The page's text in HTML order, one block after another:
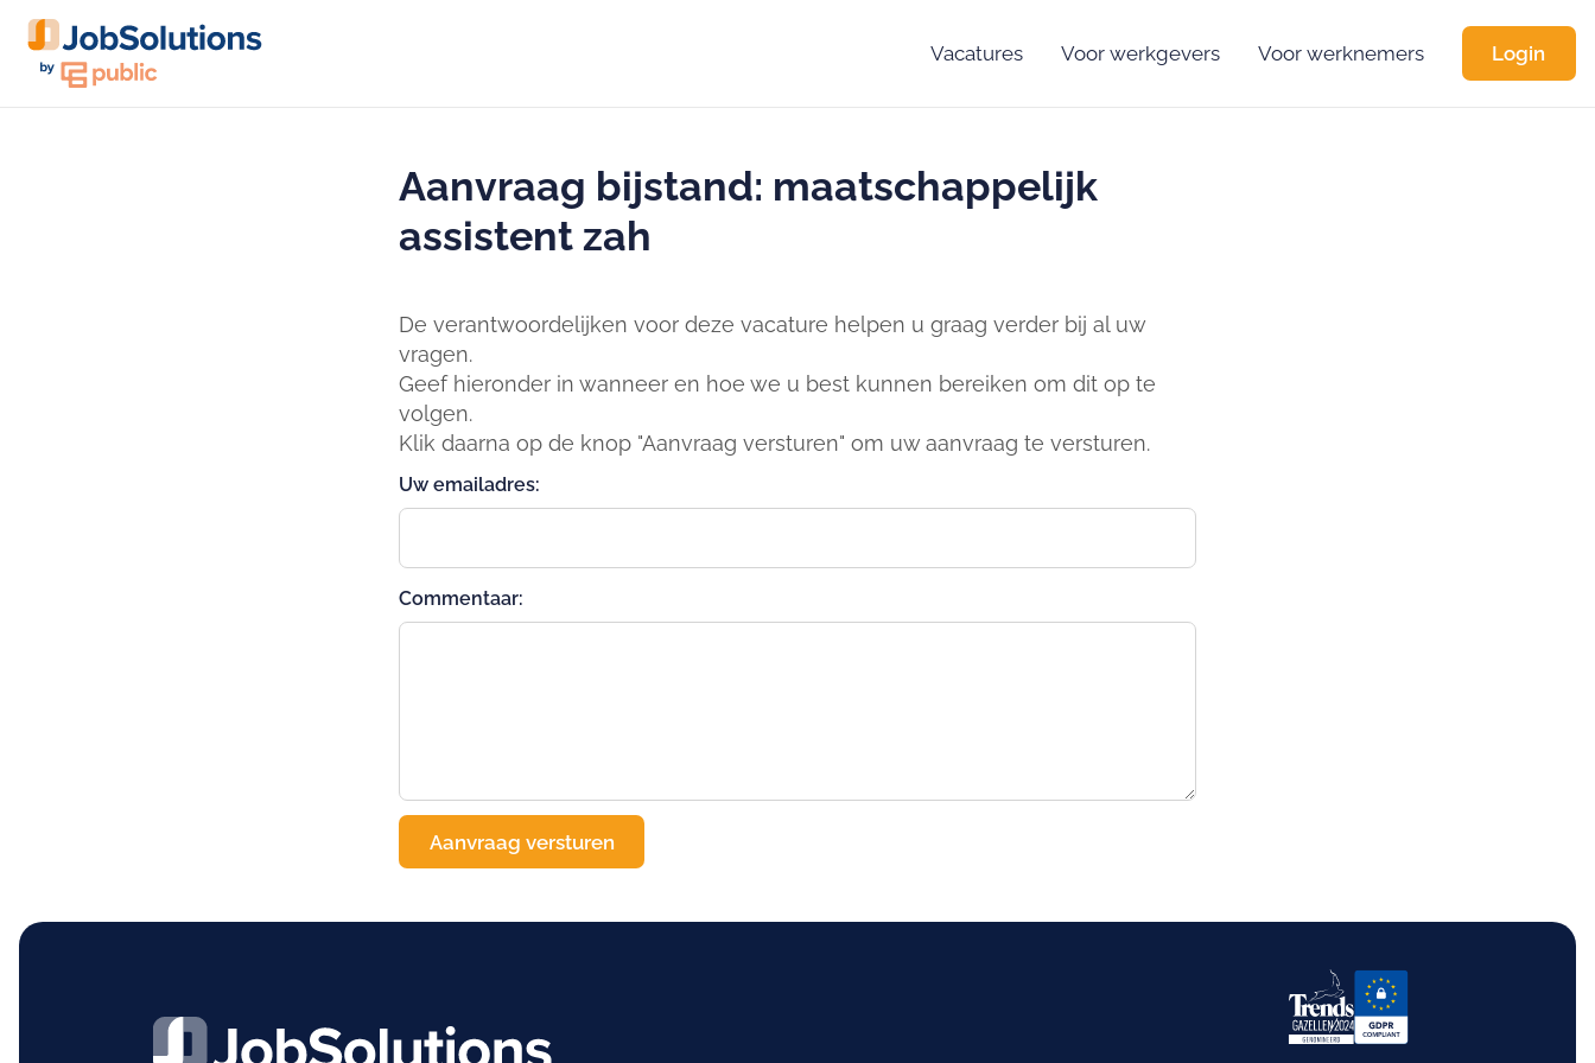
Vacatures Voor werkgevers Voor werknemers Login
Aanvraag bijstand: maatschappelijk
assistent zah
De verantwoordelijken voor deze vacature helpen u graag verder bij al uw
vragen.
Geef hieronder in wanneer en hoe we u best kunnen bereiken om dit op te
volgen.
Klik daarna op de knop "Aanvraag versturen" om uw aanvraag te versturen.
Uw emailadres:
Commentaar: